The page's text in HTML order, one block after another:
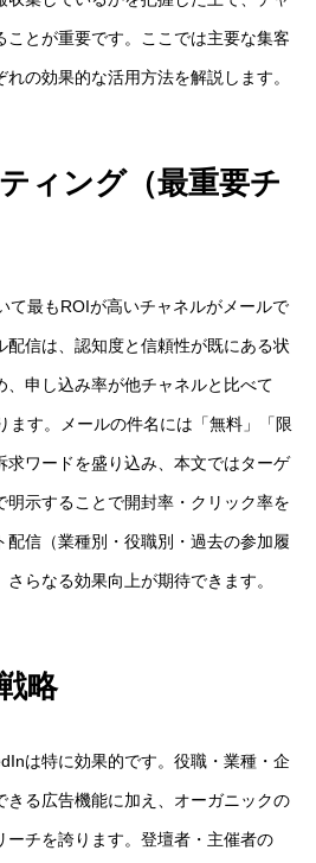
ことが重要です。ここでは主要な集客
の効果的な活用方法を解説します。
ィング（最重要チ
て最もROIが高いチャネルがメールで
配信は、認知度と信頼性が既にある状
、申し込み率が他チャネルと比べて
ます。メールの件名には「無料」「限
求ワードを盛り込み、本文ではターゲ
明示することで開封率・クリック率を
配信（業種別・役職別・過去の参加履
らなる効果向上が期待できます。
略
は特に効果的です。役職・業種・企
きる広告機能に加え、オーガニックの
ーチを誇ります。登壇者・主催者の